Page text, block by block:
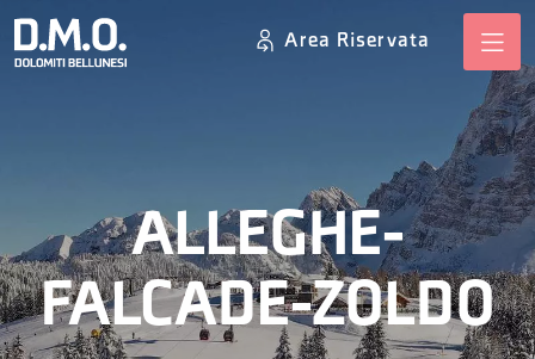
Area Riservata
ALLEGHE-
FALCADE-ZOLDO